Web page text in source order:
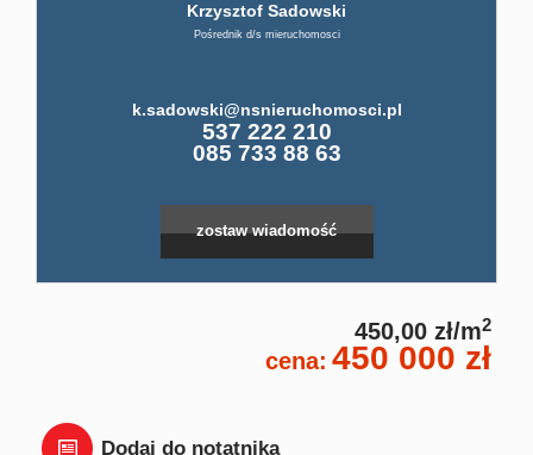
Leaflet|©OpenStreetMap
Krzysztof Sadowski
Pośrednik d/s mieruchomosci
k.sadowski@nsnieruchomosci.pl
537 222 210
085 733 88 63
zostaw wiadomość
450,00 zł/m2
cena: 450 000 zł
Dodaj do notatnika